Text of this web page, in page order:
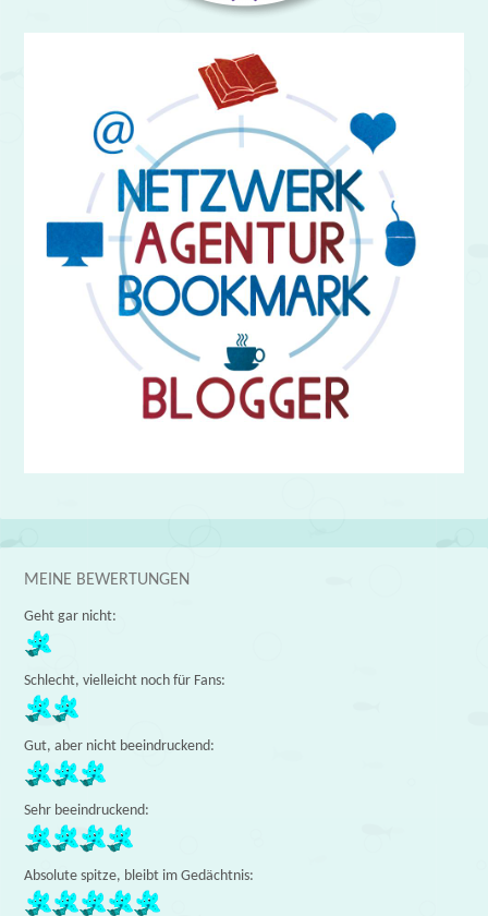
MEINE BEWERTUNGEN
Geht gar nicht:
Schlecht, vielleicht noch für Fans:
Gut, aber nicht beeindruckend:
Sehr beeindruckend:
Absolute spitze, bleibt im Gedächtnis: